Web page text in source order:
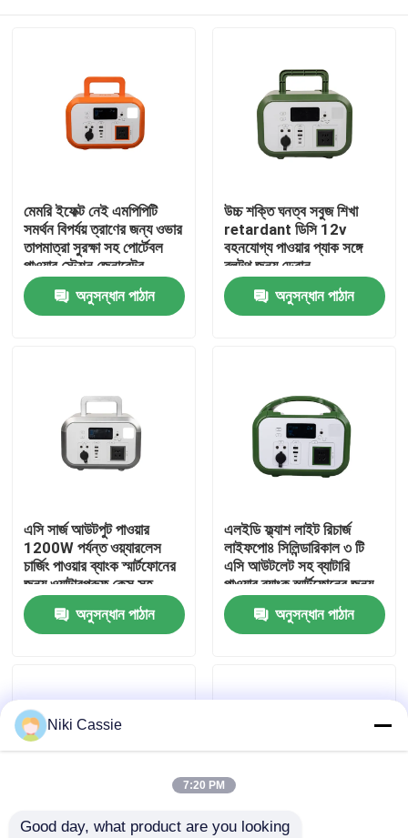
বাড়ি
ভিডিও
কারখানা ভ্রমণ
মান নিয়ন্ত্রণ
খবর
সোলার পোর্টেবল পাওয়ার স্টেশন
মেমরি ইফেক্ট নেই এমপিপিটি
সমর্থন বিপর্যয় ত্রাণের জন্য ওভার
তাপমাত্রা সুরক্ষা সহ পোর্টেবল
পাওয়ার স্টেশন জেনারেটর
অনুসন্ধান পাঠান
উচ্চ শক্তি ঘনত্ব সবুজ শিখা
retardant ডিসি 12v
বহনযোগ্য পাওয়ার প্যাক সঙ্গে
ব্লুটুথ জন্য ড্রোন
অনুসন্ধান পাঠান
এসি সার্জ আউটপুট পাওয়ার
1200W পর্যন্ত ওয়্যারলেস
চার্জিং পাওয়ার ব্যাংক স্মার্টফোনের
জন্য ওয়াটারপ্রুফ কেস সহ
অনুসন্ধান পাঠান
এলইডি ফ্ল্যাশ লাইট রিচার্জ
লাইফপো৪ সিলিন্ডারিকাল ৩ টি
এসি আউটলেট সহ ব্যাটারি
পাওয়ার ব্যাংক স্মার্টফোনের জন্য
অনুসন্ধান পাঠান
Niki Cassie
7:20 PM
Good day, what product are you looking